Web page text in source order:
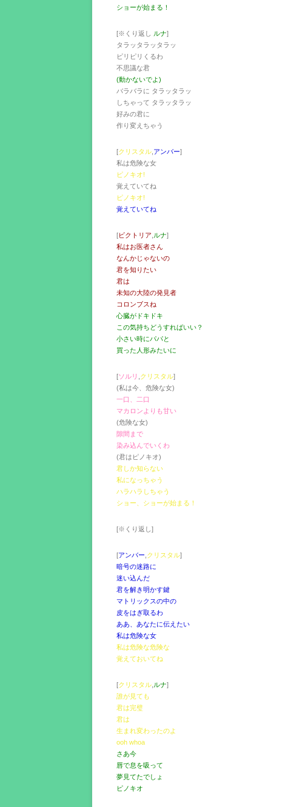
ショーが始まる！
[※くり返し ルナ]
タラッタラッタラッ
ピリピリくるわ
不思議な君
(動かないでよ)
バラバラに タラッタラッ
しちゃって タラッタラッ
好みの君に
作り変えちゃう
[クリスタル アンバー]
私は危険な女
ピノキオ!
覚えていてね
ピノキオ!
覚えていてね
[ビクトリア ルナ]
私はお医者さん
なんかじゃないの
君を知りたい
君は
未知の大陸の発見者
コロンブスね
心臓がドキドキ
この気持ちどうすればいい？
小さい時にパパと
買った人形みたいに
[ソルリ クリスタル]
(私は今、危険な女)
一口、二口
マカロンよりも甘い
(危険な女)
隙間まで
染み込んでいくわ
(君はピノキオ)
君しか知らない
私になっちゃう
ハラハラしちゃう
ショー、ショーが始まる！
[※くり返し]
[アンバー クリスタル]
暗号の迷路に
迷い込んだ
君を解き明かす鍵
マトリックスの中の
皮をはぎ取るわ
ああ、あなたに伝えたい
私は危険な女
私は危険な危険な
覚えておいてね
[クリスタル ルナ]
誰が見ても
君は完璧
君は
生まれ変わったのよ
ooh whoa
さあ今
唇で息を吸って
夢見てたでしょ
ピノキオ